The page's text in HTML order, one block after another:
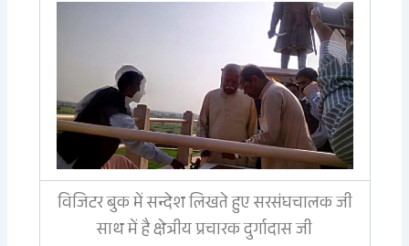
विजिटर बुक में सन्देश लिखते हुए सरसंघचालक जी
साथ में है क्षेत्रीय प्रचारक दुर्गादास जी